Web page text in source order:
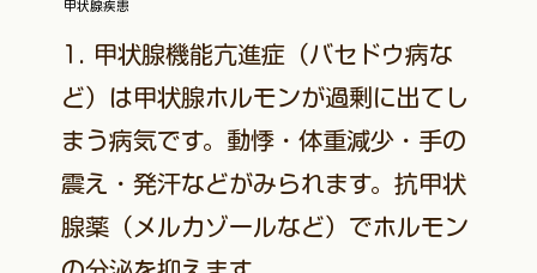
甲状腺疾患
1. 甲状腺機能亢進症（バセドウ病な
ど）は甲状腺ホルモンが過剰に出てし
まう病気です。動悸・体重減少・手の
震え・発汗などがみられます。抗甲状
腺薬（メルカゾールなど）でホルモン